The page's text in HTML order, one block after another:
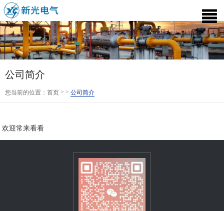
公司简介
您当前的位置： 首页 > > 公司简介
欢迎常来看看